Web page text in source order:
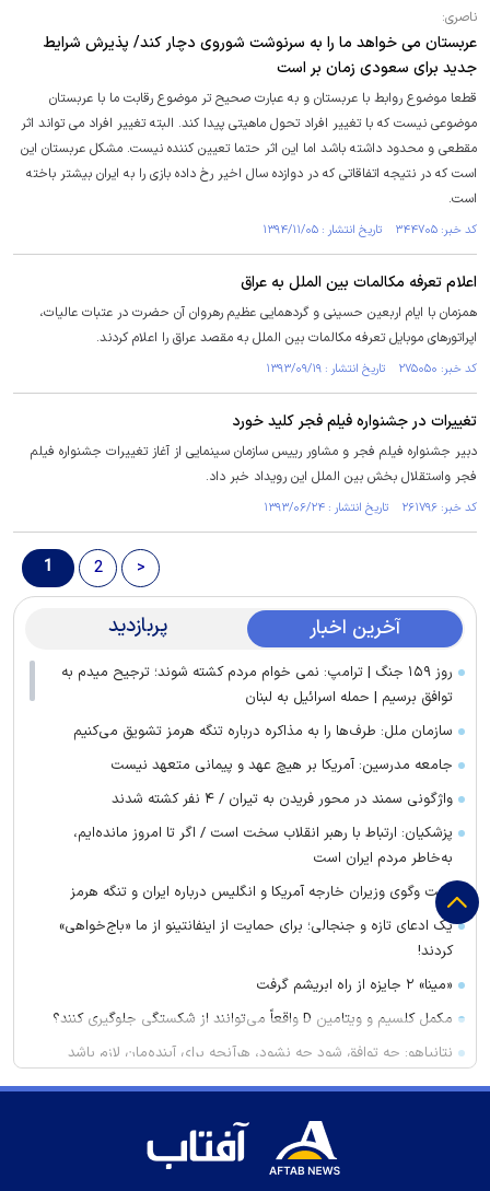
ناصری:
عربستان می خواهد ما را به سرنوشت شوروی دچار کند/ پذیرش شرایط
جدید برای سعودی زمان بر است
قطعا موضوع روابط با عربستان و به عبارت صحیح تر موضوع رقابت ما با عربستان
موضوعی نیست که با تغییر افراد تحول ماهیتی پیدا کند. البته تغییر افراد می تواند اثر
مقطعی و محدود داشته باشد اما این اثر حتما تعیین کننده نیست. مشکل عربستان این
است که در نتیجه اتفاقاتی که در دوازده سال اخیر رخ داده بازی را به ایران بیشتر باخته
است.
کد خبر: ۳۴۴۷۰۵ تاریخ انتشار : ۱۳۹۴/۱۱/۰۵
اعلام تعرفه مکالمات بین الملل به عراق
همزمان با ایام اربعین حسینی و گردهمایی عظیم رهروان آن حضرت در عتبات عالیات،
اپراتورهای موبایل تعرفه مکالمات بین الملل به مقصد عراق را اعلام کردند.
کد خبر: ۲۷۵۰۵۰ تاریخ انتشار : ۱۳۹۳/۰۹/۱۹
تغییرات در جشنواره فیلم فجر کلید خورد
دبیر جشنواره فیلم فجر و مشاور رییس سازمان سینمایی از آغاز تغییرات جشنواره فیلم
فجر واستقلال بخش بین الملل این رویداد خبر داد.
کد خبر: ۲۶۱۷۹۶ تاریخ انتشار : ۱۳۹۳/۰۶/۲۴
1 2 >
آخرین اخبار پربازدید
روز ۱۵۹ جنگ | ترامپ: نمی خوام مردم کشته شوند؛ ترجیح میدم به
توافق برسیم | حمله اسرائیل به لبنان
سازمان ملل: طرف‌ها را به مذاکره درباره تنگه هرمز تشویق می‌کنیم
جامعه مدرسین: آمریکا بر هیچ عهد و پیمانی متعهد نیست
واژگونی سمند در محور فریدن به تیران / ۴ نفر کشته شدند
پزشکیان: ارتباط با رهبر انقلاب سخت است / اگر تا امروز مانده‌ایم،
به‌خاطر مردم ایران است
گفت وگوی وزیران خارجه آمریکا و انگلیس درباره ایران و تنگه هرمز
یک ادعای تازه و جنجالی؛ برای حمایت از اینفانتینو از ما «باج‌خواهی»
کردند!
«مینا» ۲ جایزه از راه ابریشم گرفت
مکمل کلسیم و ویتامین D واقعاً می‌توانند از شکستگی جلوگیری کنند؟
نتانیاهو: چه توافق شود چه نشود، هرآنچه برای آینده‌مان لازم باشد
برنده واقعی تیم ملی در جام جهانی یک پرسپولیسی بود!